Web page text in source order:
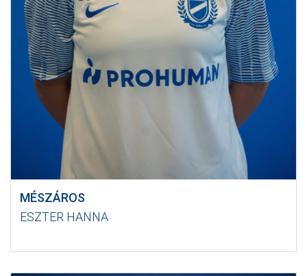
MÉSZÁROS
ESZTER HANNA